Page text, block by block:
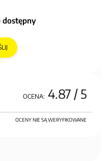
dostępny
OCENA: 4.87 / 5
OCENY NIE SĄ WERYFIKOWANE